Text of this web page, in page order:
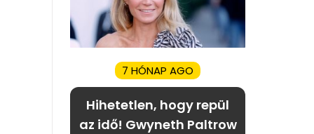
7 HÓNAP AGO
Hihetetlen, hogy repül
az idő! Gwyneth Paltrow